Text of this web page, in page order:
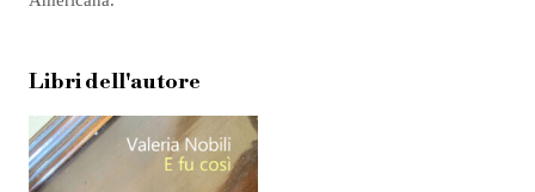
Libri dell'autore